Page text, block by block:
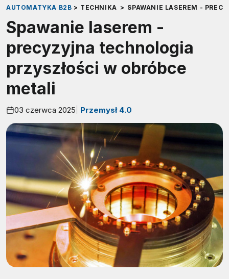
AUTOMATYKA B2B > TECHNIKA > SPAWANIE LASEREM -
Spawanie laserem -
precyzyjna technologia
przyszłości w obróbce
metali
03 czerwca 2025 Przemysł 4.0